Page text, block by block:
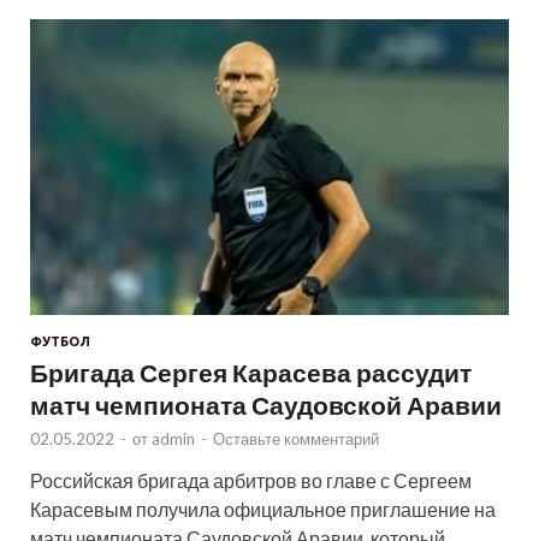
ФУТБОЛ
Бригада Сергея Карасева рассудит
матч чемпионата Саудовской Аравии
02.05.2022 - от admin - Оставьте комментарий
Российская бригада арбитров во главе с Сергеем
Карасевым получила официальное приглашение на